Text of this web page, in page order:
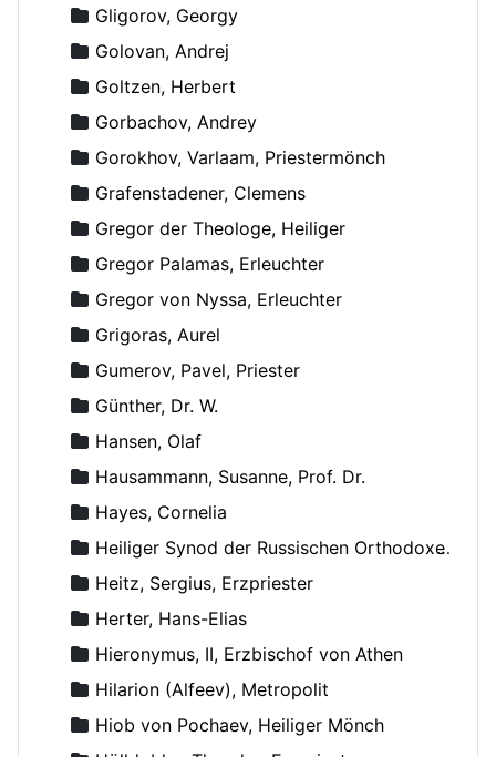
Gligorov, Georgy
Golovan, Andrej
Goltzen, Herbert
Gorbachov, Andrey
Gorokhov, Varlaam, Priestermönch
Grafenstadener, Clemens
Gregor der Theologe, Heiliger
Gregor Palamas, Erleuchter
Gregor von Nyssa, Erleuchter
Grigoras, Aurel
Gumerov, Pavel, Priester
Günther, Dr. W.
Hansen, Olaf
Hausammann, Susanne, Prof. Dr.
Hayes, Cornelia
Heiliger Synod der Russischen Orthodoxen Kirche
Heitz, Sergius, Erzpriester
Herter, Hans-Elias
Hieronymus, II, Erzbischof von Athen
Hilarion (Alfeev), Metropolit
Hiob von Pochaev, Heiliger Mönch